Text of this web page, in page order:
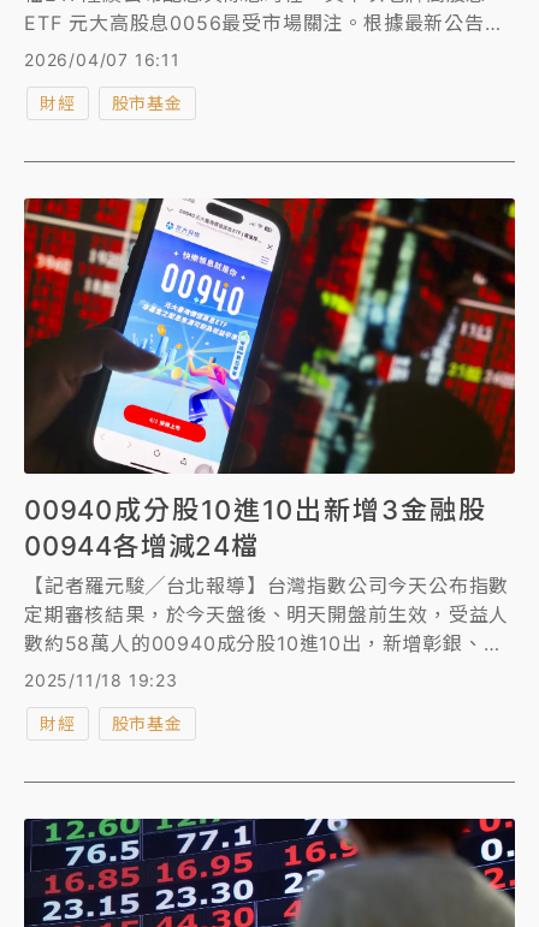
ETF 元大高股息0056最受市場關注。根據最新公告，
0056本季預計每股配息1元，除息日落在4月23日，股
維持接近一成水準，目前受益人數已突破154萬人。
2026/04/07 16:11
財經 股市基金
00940成分股10進10出新增3金融股
00944各增減24檔
【記者羅元駿╱台北報導】台灣指數公司今天公布指數
定期審核結果，於今天盤後、明天開盤前生效，受益人
數約58萬人的00940成分股10進10出，新增彰銀、元
大金與永豐金3檔金融股。
2025/11/18 19:23
財經 股市基金